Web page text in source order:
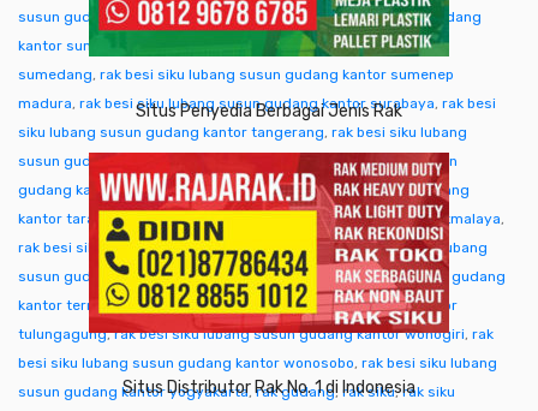
susun gudang kantor sukabumi,rak besi siku lubang susun gudang
kantor sumba ntt
rak besi siku lubang susun gudang kantor
sumedang, rak besi siku lubang susun gudang kantor sumenep
madura, rak besi siku lubang susun gudang kantor surabaya, rak besi
siku lubang susun gudang kantor tangerang, rak besi siku lubang
susun gudang kantor tangjung selor
rak besi siku lubang susun
gudang kantor tanjungpinang,rak besi siku lubang susun gudang
kantor tarakan, rak besi siku lubang susun gudang kantor tasikmalaya,
rak besi siku lubang susun gudang kantor tegal,rak besi siku lubang
susun gudang kantor temanggung,rak besi siku lubang susun gudang
kantor ternate tidore,rak besi siku lubang susun gudang kantor
tulungagung,rak besi siku lubang susun gudang kantor wonogiri, rak
besi siku lubang susun gudang kantor wonosobo, rak besi siku lubang
susun gudang kantor yogyakarta,rak gudang, rak siku,rak siku
Situs Penyedia Berbagai Jenis Rak
Situs Distributor Rak No. 1 di Indonesia